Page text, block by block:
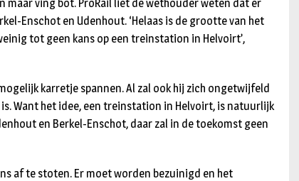
maar ving bot. ProRail liet de wethouder weten dat er
Enschot en Udenhout. ‘Helaas is de grootte van het
tot geen kans op een treinstation in Helvoirt’,
karretje spannen. Al zal ook hij zich ongetwijfeld
Want het idee, een treinstation in Helvoirt, is natuurlijk
en Berkel-Enschot, daar zal in de toekomst geen
af te stoten. Er moet worden bezuinigd en het